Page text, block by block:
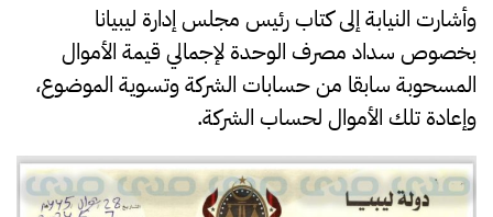
وأشارت النيابة إلى كتاب رئيس مجلس إدارة ليبيانا
بخصوص سداد مصرف الوحدة لإجمالي قيمة الأموال
المسحوبة سابقا من حسابات الشركة وتسوية الموضوع،
وإعادة تلك الأموال لحساب الشركة.